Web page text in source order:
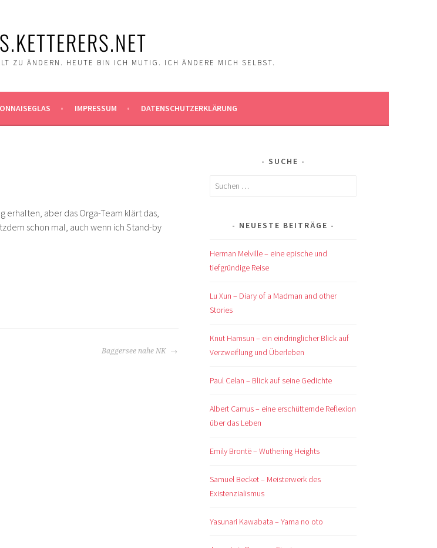
ZU ÄNDERN. HEUTE BIN ICH MUTIG. ICH ÄNDERE MICH SELBST.
IMPRESSUM DATENSCHUTZERKLÄRUNG
erhalten, aber das Orga-Team klärt das,
schon mal, auch wenn ich Stand-by
Baggersee nahe NK
SUCHE
Suchen
NEUESTE BEITRÄGE
Herman Melville – eine epische und
tiefgründige Reise
Lu Xun – Diary of a Madman and other
Stories
Knut Hamsun – ein eindringlicher Blick auf
Verzweiflung und Überleben
Paul Celan – Blick auf seine Gedichte
Albert Camus – eine erschütternde Reflexion
über das Leben
Emily Brontë – Wuthering Heights
Samuel Becket – Meisterwerk des
Existenzialismus
Yasunari Kawabata – Yama no oto